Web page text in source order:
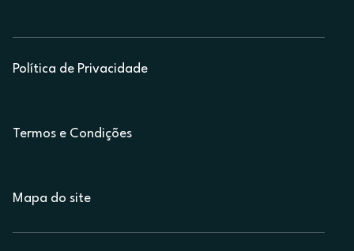
Política de Privacidade
Termos e Condições
Mapa do site